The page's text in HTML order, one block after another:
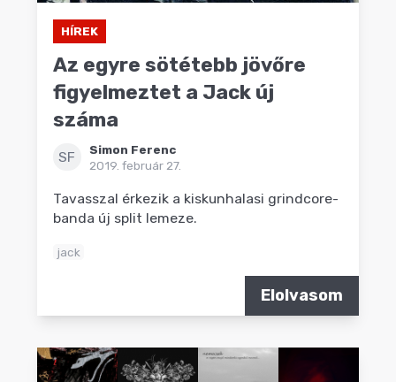
HÍREK
Az egyre sötétebb jövőre
figyelmeztet a Jack új
száma
SF
Simon Ferenc
2019. február 27.
Tavasszal érkezik a kiskunhalasi grindcore-
banda új split lemeze.
jack
Elolvasom